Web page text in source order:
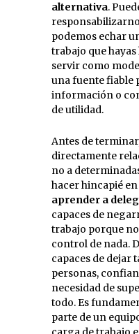
alternativa.
podemos echar
trabajo que
servir como
una fuente fiable
información o
de utilidad.
Antes de
directamente
no a
hacer hincapié
aprender a
capaces de
trabajo porque
control de nada.
capaces de dejar
personas,
necesidad de
todo. Es
parte de un